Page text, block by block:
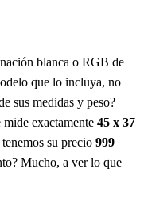
blanca o RGB de
que lo incluya, no
sus medidas y peso?
exactamente 45 x 37
su precio 999
Mucho, a ver lo que